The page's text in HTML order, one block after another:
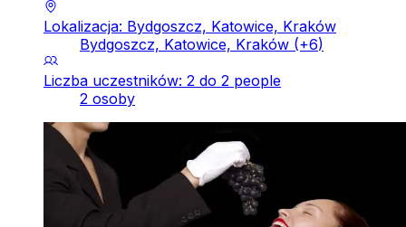
Lokalizacja: Bydgoszcz, Katowice, Kraków
Bydgoszcz, Katowice, Kraków (+6)
Liczba uczestników: 2 do 2 people
2 osoby